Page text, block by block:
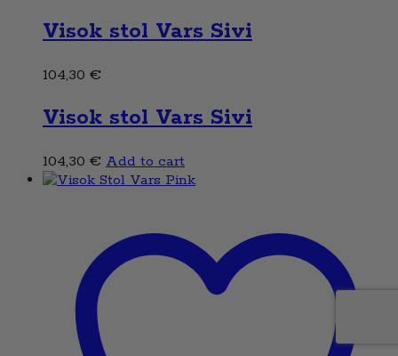
Visok stol Vars Sivi
104,30 €
Visok stol Vars Sivi
104,30 € Add to cart